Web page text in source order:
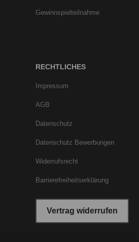
Gewinnspielteilnahme
RECHTLICHES
Impressum
AGB
Datenschutz
Datenschutz Bewerbungen
Widerrufsrecht
Barrierefreiheitserklärung
Vertrag widerrufen